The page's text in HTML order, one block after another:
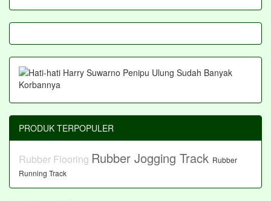
PRODUK TERPOPULER
Rubber Flooring Rubber Jogging Track Rubber
Running Track